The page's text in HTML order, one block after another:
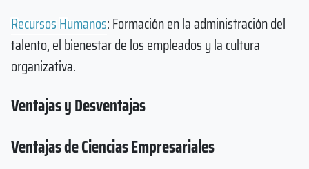
Recursos Humanos: Formación en la administración del
talento, el bienestar de los empleados y la cultura
organizativa.
Ventajas y Desventajas
Ventajas de Ciencias Empresariales